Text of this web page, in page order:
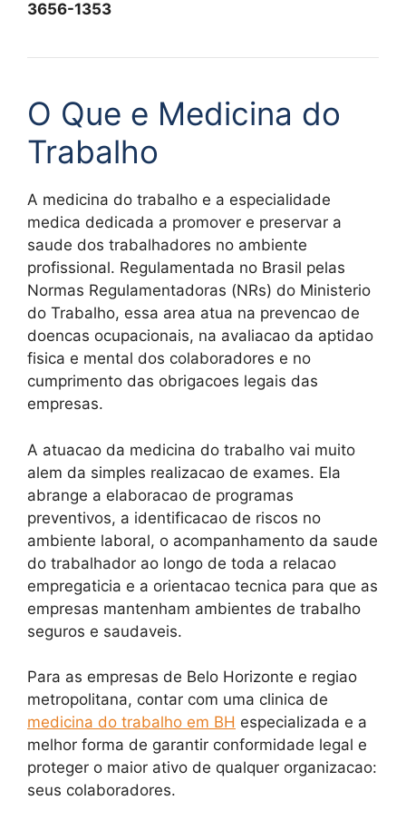
3656-1353
O Que e Medicina do
Trabalho
A medicina do trabalho e a especialidade
medica dedicada a promover e preservar a
saude dos trabalhadores no ambiente
profissional. Regulamentada no Brasil pelas
Normas Regulamentadoras (NRs) do Ministerio
do Trabalho, essa area atua na prevencao de
doencas ocupacionais, na avaliacao da aptidao
fisica e mental dos colaboradores e no
cumprimento das obrigacoes legais das
empresas.
A atuacao da medicina do trabalho vai muito
alem da simples realizacao de exames. Ela
abrange a elaboracao de programas
preventivos, a identificacao de riscos no
ambiente laboral, o acompanhamento da saude
do trabalhador ao longo de toda a relacao
empregaticia e a orientacao tecnica para que as
empresas mantenham ambientes de trabalho
seguros e saudaveis.
Para as empresas de Belo Horizonte e regiao
metropolitana, contar com uma clinica de
medicina do trabalho em BH especializada e a
melhor forma de garantir conformidade legal e
proteger o maior ativo de qualquer organizacao:
seus colaboradores.